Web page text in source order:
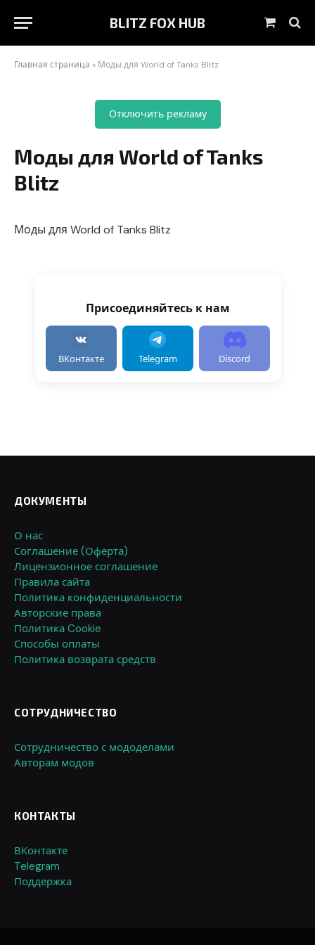
BLITZ FOX HUB Корзина
Главная страница » Моды для World of Tanks Blitz
Отключить рекламу
Моды для World of Tanks
Blitz
Моды для World of Tanks Blitz
Присоединяйтесь к нам
ВКонтакте Telegram Discord
ДОКУМЕНТЫ
О нас
Соглашение (Оферта)
Лицензионное соглашение
Правила сайта
Политика конфиденциальности
Авторские права
Политика Cookie
Способы оплаты
Политика возврата средств
СОТРУДНИЧЕСТВО
Сотрудничество с мододелами
Авторам модов
КОНТАКТЫ
ВКонтакте
Telegram
Поддержка